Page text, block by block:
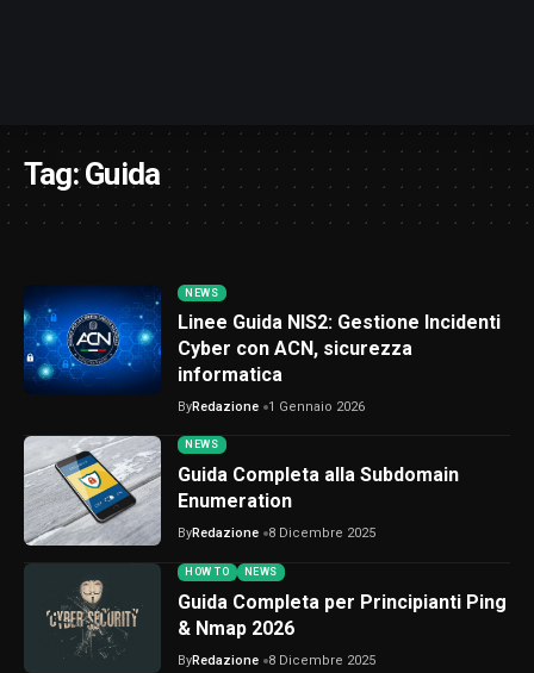
Tag:Guida
NEWS
Linee Guida NIS2: Gestione Incidenti
Cyber con ACN, sicurezza
informatica
ByRedazione 1 Gennaio 2026
NEWS
Guida Completa alla Subdomain
Enumeration
ByRedazione 8 Dicembre 2025
HOW TO NEWS
Guida Completa per Principianti Ping
& Nmap 2026
ByRedazione 8 Dicembre 2025